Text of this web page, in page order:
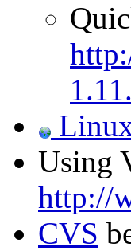
Using
http://
CVS